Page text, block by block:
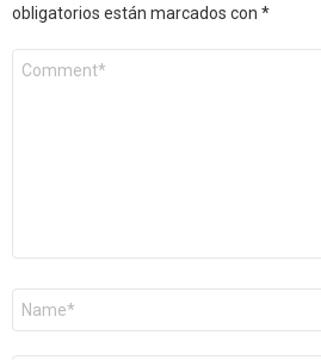
obligatorios están marcados con *